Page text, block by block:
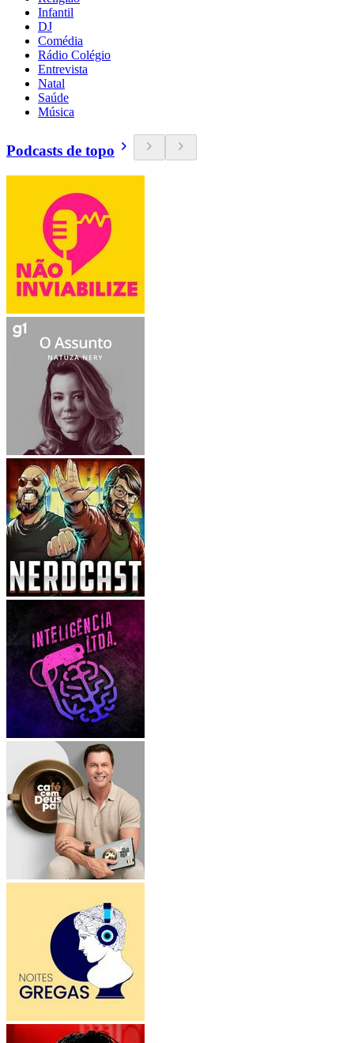
Infantil
DJ
Comédia
Rádio Colégio
Entrevista
Natal
Saúde
Música
Podcasts de topo